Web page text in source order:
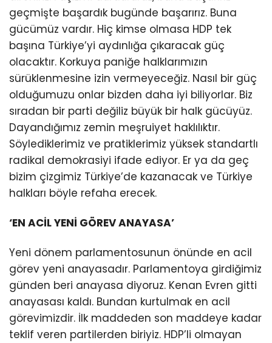
geçmişte başardık bugünde başarırız. Buna
gücümüz vardır. Hiç kimse olmasa HDP tek
başına Türkiye’yi aydınlığa çıkaracak güç
olacaktır. Korkuya paniğe halklarımızın
sürüklenmesine izin vermeyeceğiz. Nasıl bir güç
olduğumuzu onlar bizden daha iyi biliyorlar. Biz
sıradan bir parti değiliz büyük bir halk gücüyüz.
Dayandığımız zemin meşruiyet haklılıktır.
Söylediklerimiz ve pratiklerimiz yüksek standartlı
radikal demokrasiyi ifade ediyor. Er ya da geç
bizim çizgimiz Türkiye’de kazanacak ve Türkiye
halkları böyle refaha erecek.
‘EN ACİL YENİ GÖREV ANAYASA’
Yeni dönem parlamentosunun önünde en acil
görev yeni anayasadır. Parlamentoya girdiğimiz
günden beri anayasa diyoruz. Kenan Evren gitti
anayasası kaldı. Bundan kurtulmak en acil
görevimizdir. İlk maddeden son maddeye kadar
teklif veren partilerden biriyiz. HDP’li olmayan